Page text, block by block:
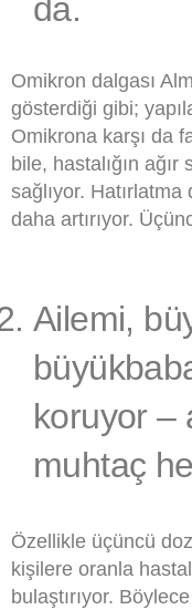
da.
Omikron dalgası
gösterdiği gibi;
Omikrona karşı da
bile, hastalığın
sağlıyor.
daha artırıyor.
Ailemi,
koruyor –
muhtaç
Özellikle üçüncü doz
kişilere oranla
bulaştırıyor.